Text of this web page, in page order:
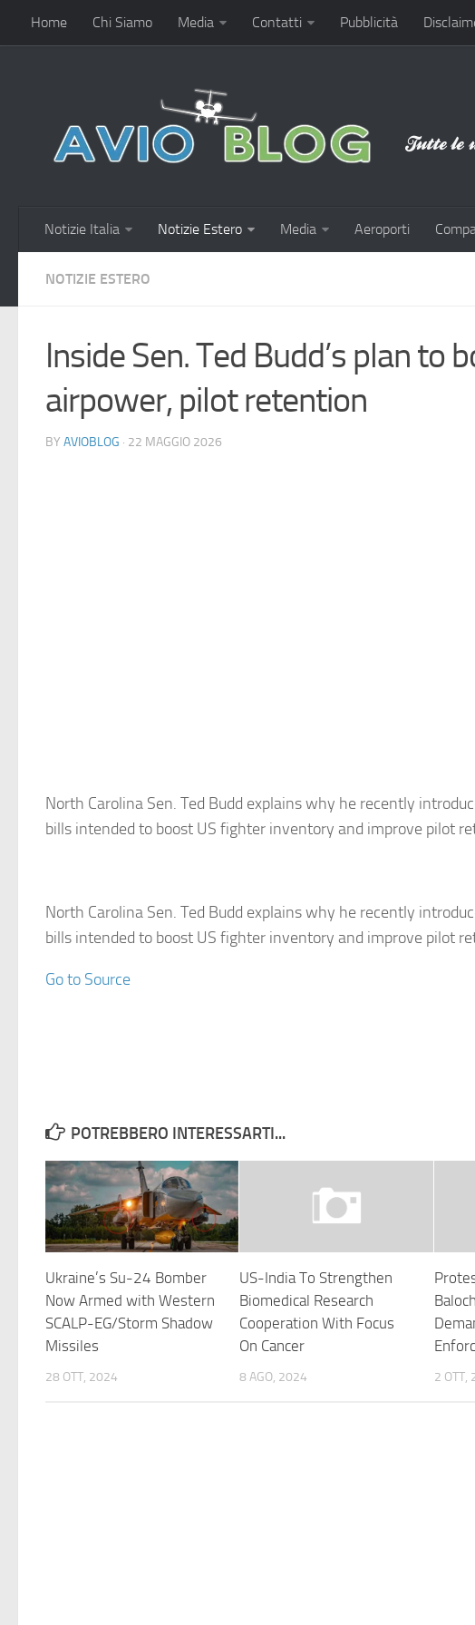
Home Chi Siamo Media Contatti Pubblicità
Notizie Italia Notizie Estero Media Aeroporti
NOTIZIE ESTERO
Inside Sen. Ted Budd’s plan to
airpower, pilot retention
BY AVIOBLOG · 22 MAGGIO 2026
North Carolina Sen. Ted Budd explains why he recently
bills intended to boost US fighter inventory and improve pilot
North Carolina Sen. Ted Budd explains why he recently
bills intended to boost US fighter inventory and improve pilot
Go to Source
POTREBBERO INTERESSARTI...
Ukraine’s Su-24 Bomber
Now Armed with Western
SCALP-EG/Storm Shadow
Missiles
28 OTT, 2024
US-India To Strengthen
Biomedical Research
Cooperation With Focus
On Cancer
8 AGO, 2024 2 OTT,